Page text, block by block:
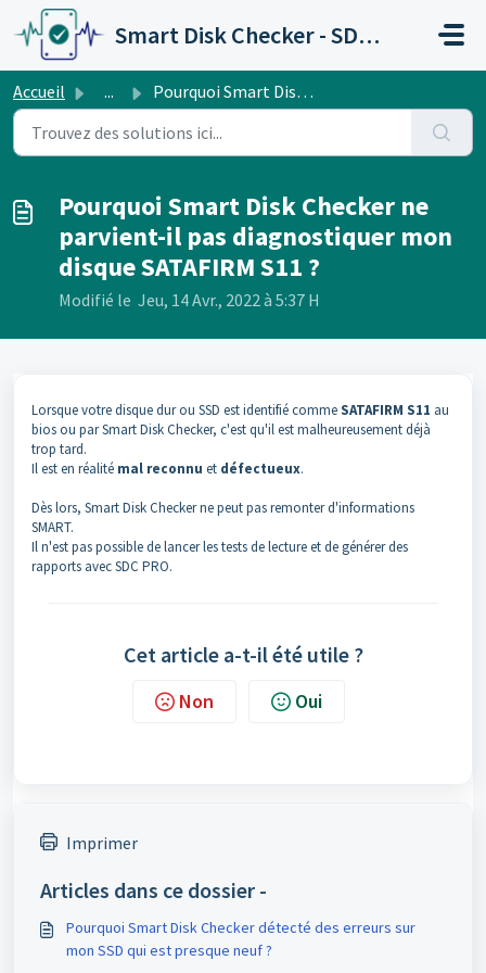
Passer au contenu principal
Smart Disk Checker - SDC PRO
Accueil ... Pourquoi Smart Disk Checker ne parvient-il pas diagnostiq...
Pourquoi Smart Disk Checker ne
parvient-il pas diagnostiquer mon
disque SATAFIRM S11 ?
Modifié le Jeu, 14 Avr., 2022 à 5:37 H
Lorsque votre disque dur ou SSD est identifié commeSATAFIRM S11 au
bios ou par Smart Disk Checker, c'est qu'il est malheureusement déjà
trop tard.
Il est en réalité mal reconnu et défectueux.
Dès lors, Smart Disk Checker ne peut pas remonter d'informations
SMART.
Il n'est pas possible de lancer les tests de lecture et de générer des
rapports avec SDC PRO.
Cet article a-t-il été utile ?
Non Oui
Imprimer
Articles dans ce dossier -
Pourquoi Smart Disk Checker détecté des erreurs sur
mon SSD qui est presque neuf ?